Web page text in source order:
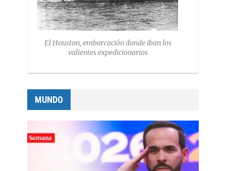
El Houston, embarcación donde iban los
valientes expedicionarios
MUNDO